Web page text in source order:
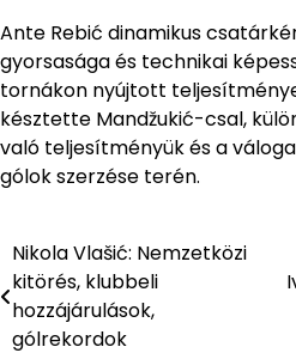
Ante Rebić dinamikus
gyorsasága és technikai
tornákon nyújtott
késztette Mandžukić-csal,
való teljesítményük és a
gólok szerzése terén.
Post
navigation
Nikola Vlašić: Nemzetközi
kitörés, klubbeli
hozzájárulások,
gólrekordok